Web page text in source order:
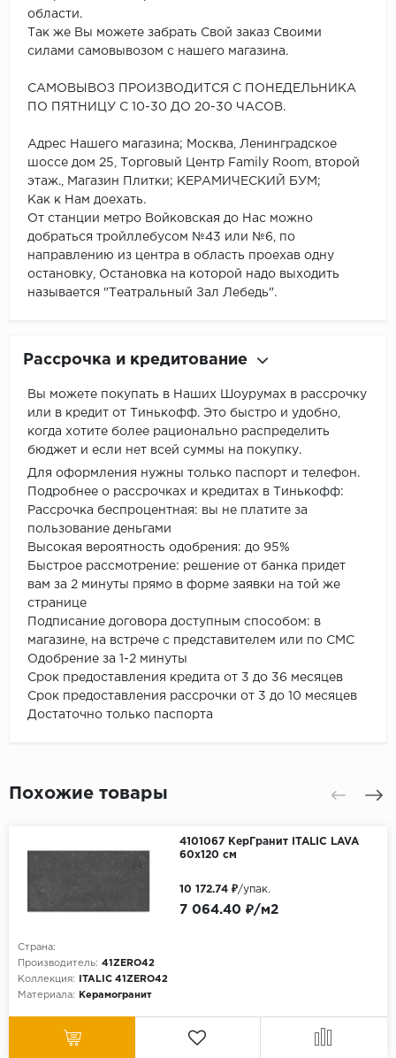
области.
Так же Вы можете забрать Свой заказ Своими
силами самовывозом с нашего магазина.
САМОВЫВОЗ ПРОИЗВОДИТСЯ С ПОНЕДЕЛЬНИКА
ПО ПЯТНИЦУ С 10-30 ДО 20-30 ЧАСОВ.
Адрес Нашего магазина; Москва, Ленинградское
шоссе дом 25, Торговый Центр Family Room, второй
этаж., Магазин Плитки; КЕРАМИЧЕСКИЙ БУМ;
Как к Нам доехать.
От станции метро Войковская до Нас можно
добраться тройллебусом №43 или №6, по
направлению из центра в область проехав одну
остановку, Остановка на которой надо выходить
называется "Театральный Зал Лебедь".
Рассрочка и кредитование
Вы можете покупать в Наших Шоурумах в рассрочку
или в кредит от Тинькофф. Это быстро и удобно,
когда хотите более рационально распределить
бюджет и если нет всей суммы на покупку.
Для оформления нужны только паспорт и телефон.
Подробнее о рассрочках и кредитах в Тинькофф:
Рассрочка беспроцентная: вы не платите за
пользование деньгами
Высокая вероятность одобрения: до 95%
Быстрое рассмотрение: решение от банка придет
вам за 2 минуты прямо в форме заявки на той же
странице
Подписание договора доступным способом: в
магазине, на встрече с представителем или по СМС
Одобрение за 1-2 минуты
Срок предоставления кредита от 3 до 36 месяцев
Срок предоставления рассрочки от 3 до 10 месяцев
Достаточно только паспорта
Похожие товары
4101067 КерГранит ITALIC LAVA
60x120 см
Страна:
Производитель: 41ZERO42
Коллекция:
ITALIC 41ZERO42
Материала:
Керамогранит
7 064.40 ₽/м2
10 172.74 ₽/упак.